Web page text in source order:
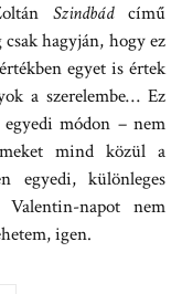
Szindbádcímű
hagyján, hogy ez
egyet is értek
a szerelembe… Ez
módon – nem
mind közül a
egyedi, különleges
napot nem
igen.